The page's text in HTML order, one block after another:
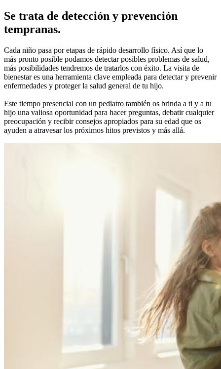
Se trata de detección y prevención
tempranas.
Cada niño pasa por etapas de rápido desarrollo físico. Así que lo
más pronto posible podamos detectar posibles problemas de salud,
más posibilidades tendremos de tratarlos con éxito. La visita de
bienestar es una herramienta clave empleada para detectar y prevenir
enfermedades y proteger la salud general de tu hijo.
Este tiempo presencial con un pediatro también os brinda a ti y a tu
hijo una valiosa oportunidad para hacer preguntas, debatir cualquier
preocupación y recibir consejos apropiados para su edad que os
ayuden a atravesar los próximos hitos previstos y más allá.